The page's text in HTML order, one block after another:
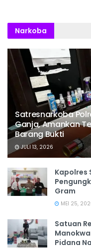
Narkoba
Satresnarkoba
Ganja, Amankan
Barang Bukti
JULI 13, 2026
Kapolres
Gram
MEI 25,
Satuan
Pidana